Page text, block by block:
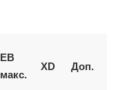
EB
макс.
XD Доп.